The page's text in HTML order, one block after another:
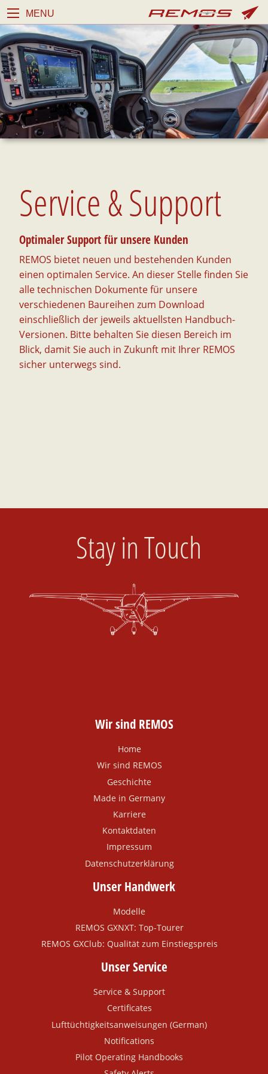
MENU
Service & Support
Optimaler Support für unsere Kunden
REMOS bietet neuen und bestehenden Kunden
einen optimalen Service. An dieser Stelle finden Sie
alle technischen Dokumente für unsere
verschiedenen Baureihen zum Download
einschließlich der jeweils aktuellsten Handbuch-
Versionen. Bitte behalten Sie diesen Bereich im
Blick, damit Sie auch in Zukunft mit Ihrer REMOS
sicher unterwegs sind.
Stay in Touch
Wir sind REMOS
Home
Wir sind REMOS
Geschichte
Made in Germany
Karriere
Kontaktdaten
Impressum
Datenschutzerklärung
Unser Handwerk
Modelle
REMOS GXNXT: Top-Tourer
REMOS GXClub: Qualität zum Einstiegspreis
Unser Service
Service & Support
Certificates
Lufttüchtigkeitsanweisungen (German)
Notifications
Pilot Operating Handbooks